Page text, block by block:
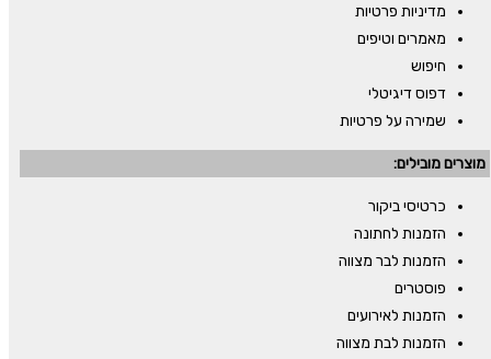
מדיניות פרטיות
מאמרים וטיפים
חיפוש
דפוס דיגיטלי
שמירה על פרטיות
מוצרים מובילים:
כרטיסי ביקור
הזמנות לחתונה
הזמנות לבר מצווה
פוסטרים
הזמנות לאירועים
הזמנות לבת מצווה